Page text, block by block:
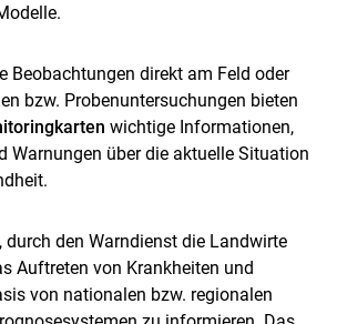
Beobachtungen direkt am Feld oder
bzw. Probenuntersuchungen bieten
wichtige Informationen,
Warnungen über die aktuelle Situation
durch den Warndienst die Landwirte
Auftreten von Krankheiten und
von nationalen bzw. regionalen